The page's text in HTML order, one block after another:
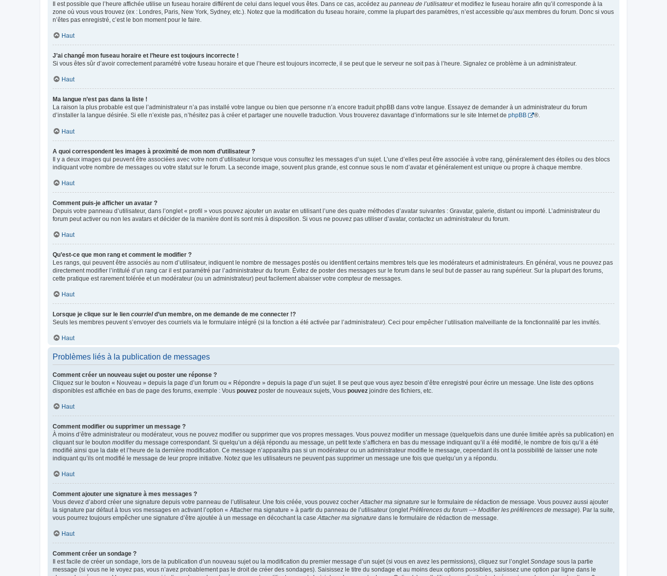
Il est possible que l’heure affichée utilise un fuseau horaire différent de celui dans lequel vous êtes. Dans ce cas, accédez au panneau de l’utilisateuret modifiez le fuseau horaire afin qu’il corresponde à la
zone où vous vous trouvez (ex : Londres, Paris, New York, Sydney, etc.). Notez que la modification du fuseau horaire, comme la plupart des paramètres, n’est accessible qu’aux membres du forum. Donc si vous
n’êtes pas enregistré, c’est le bon moment pour le faire.
Haut
J’ai changé mon fuseau horaire et l’heure est toujours incorrecte !
Si vous êtes sûr d’avoir correctement paramétré votre fuseau horaire et que l’heure est toujours incorrecte, il se peut que le serveur ne soit pas à l’heure. Signalez ce problème à un administrateur.
Haut
Ma langue n’est pas dans la liste !
La raison la plus probable est que l’administrateur n’a pas installé votre langue ou bien que personne n’a encore traduit phpBB dans votre langue. Essayez de demander à un administrateur du forum
d’installer la langue désirée. Si elle n’existe pas, n’hésitez pas à créer et partager une nouvelle traduction. Vous trouverez davantage d’informations sur le site Internet de phpBB ®.
Haut
A quoi correspondent les images à proximité de mon nom d’utilisateur ?
Il y a deux images qui peuvent être associées avec votre nom d’utilisateur lorsque vous consultez les messages d’un sujet. L’une d’elles peut être associée à votre rang, généralement des étoiles ou des blocs
indiquant votre nombre de messages ou votre statut sur le forum. La seconde image, souvent plus grande, est connue sous le nom d’avatar et généralement est unique ou propre à chaque membre.
Haut
Comment puis-je afficher un avatar ?
Depuis votre panneau d’utilisateur, dans l’onglet « profil » vous pouvez ajouter un avatar en utilisant l’une des quatre méthodes d’avatar suivantes : Gravatar, galerie, distant ou importé. L’administrateur du
forum peut activer ou non les avatars et décider de la manière dont ils sont mis à disposition. Si vous ne pouvez pas utiliser d’avatar, contactez un administrateur du forum.
Haut
Qu’est-ce que mon rang et comment le modifier ?
Les rangs, qui peuvent être associés au nom d’utilisateur, indiquent le nombre de messages postés ou identifient certains membres tels que les modérateurs et administrateurs. En général, vous ne pouvez pas
directement modifier l’intitulé d’un rang car il est paramétré par l’administrateur du forum. Évitez de poster des messages sur le forum dans le seul but de passer au rang supérieur. Sur la plupart des forums,
cette pratique est rarement tolérée et un modérateur (ou un administrateur) peut facilement abaisser votre compteur de messages.
Haut
Lorsque je clique sur le lien courrield’un membre, on me demande de me connecter !?
Seuls les membres peuvent s’envoyer des courriels via le formulaire intégré (si la fonction a été activée par l’administrateur). Ceci pour empêcher l’utilisation malveillante de la fonctionnalité par les invités.
Haut
Problèmes liés à la publication de messages
Comment créer un nouveau sujet ou poster une réponse ?
Cliquez sur le bouton « Nouveau » depuis la page d’un forum ou « Répondre » depuis la page d’un sujet. Il se peut que vous ayez besoin d’être enregistré pour écrire un message. Une liste des options
disponibles est affichée en bas de page des forums, exemple : Vous pouvez poster de nouveaux sujets, Vous pouvez joindre des fichiers, etc.
Haut
Comment modifier ou supprimer un message ?
À moins d’être administrateur ou modérateur, vous ne pouvez modifier ou supprimer que vos propres messages. Vous pouvez modifier un message (quelquefois dans une durée limitée après sa publication) en
cliquant sur le bouton modifierdu message correspondant. Si quelqu’un a déjà répondu au message, un petit texte s’affichera en bas du message indiquant qu’il a été modifié, le nombre de fois qu’il a été
modifié ainsi que la date et l’heure de la dernière modification. Ce message n’apparaîtra pas si un modérateur ou un administrateur modifie le message, cependant ils ont la possibilité de laisser une note
indiquant qu’ils ont modifié le message de leur propre initiative. Notez que les utilisateurs ne peuvent pas supprimer un message une fois que quelqu’un y a répondu.
Haut
Comment ajouter une signature à mes messages ?
Vous devez d’abord créer une signature depuis votre panneau de l’utilisateur. Une fois créée, vous pouvez cocherAttacher ma signature sur le formulaire de rédaction de message. Vous pouvez aussi ajouter
la signature par défaut à tous vos messages en activant l’option « Attacher ma signature » à partir du panneau de l’utilisateur (ongletPréférences du forum --> Modifier les préférences de message). Par la suite,
vous pourrez toujours empêcher une signature d’être ajoutée à un message en décochant la caseAttacher ma signature dans le formulaire de rédaction de message.
Haut
Comment créer un sondage ?
Il est facile de créer un sondage, lors de la publication d’un nouveau sujet ou la modification du premier message d’un sujet (si vous en avez les permissions), cliquez sur l’ongletSondage sous la partie
message (si vous ne le voyez pas, vous n’avez probablement pas le droit de créer des sondages). Saisissez le titre du sondage et au moins deux options possibles, saisissez une option par ligne dans le